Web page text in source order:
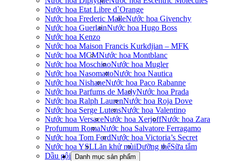
Nước hoa Etat Libre d`Orange
Nước hoa Frederic MalleNước hoa Givenchy
Nước hoa GuerlainNước hoa Hugo Boss
Nước hoa Kenzo
Nước hoa Maison Francis Kurkdjian – MFK
Nước hoa MCMNước hoa Montblanc
Nước hoa MoschinoNước hoa Mugler
Nước hoa NasomattoNước hoa Nautica
Nước hoa NishaneNước hoa Paco Rabanne
Nước hoa Parfums de MarlyNước hoa Prada
Nước hoa Ralph LaurenNước hoa Roja Dove
Nước hoa Serge LutensNước hoa Valentino
Nước hoa VersaceNước hoa XerjoffNước hoa Zara
Profumum RomaNước hoa Salvatore Ferragamo
Nước hoa Tom FordNước hoa Victoria’s Secret
Nước hoa YSLLăn khử mùiDưỡng thểSữa tắm
Dầu gội
Danh mục sản phẩm